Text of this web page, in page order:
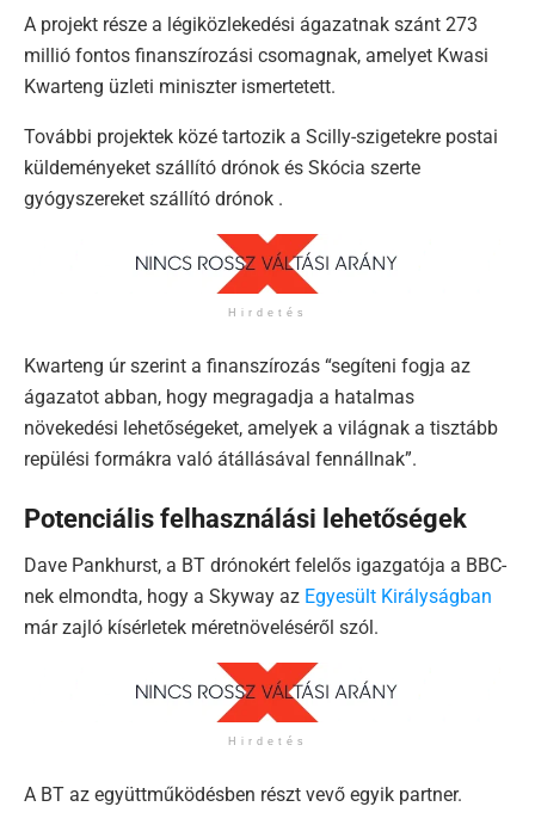
A projekt része a légiközlekedési ágazatnak szánt 273
millió fontos finanszírozási csomagnak, amelyet Kwasi
Kwarteng üzleti miniszter ismertetett.
További projektek közé tartozik a Scilly-szigetekre postai
küldeményeket szállító drónok és Skócia szerte
gyógyszereket szállító drónok .
Hirdetés
Kwarteng úr szerint a finanszírozás “segíteni fogja az
ágazatot abban, hogy megragadja a hatalmas
növekedési lehetőségeket, amelyek a világnak a tisztább
repülési formákra való átállásával fennállnak”.
Potenciális felhasználási lehetőségek
Dave Pankhurst, a BT drónokért felelős igazgatója a BBC-
nek elmondta, hogy a Skyway az Egyesült Királyságban
már zajló kísérletek méretnöveléséről szól.
Hirdetés
A BT az együttműködésben részt vevő egyik partner.